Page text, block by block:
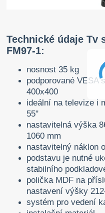
Technické údaje Tv
FM97-1:
nosnost 35 kg
podporované VESA
400x400
ideální na televize i
55"
nastavitelná výška
1060 mm
nastavitelný náklon
podstavu je nutné
stabilního
polička MDF na
nastavení výšky
systém pro vedení